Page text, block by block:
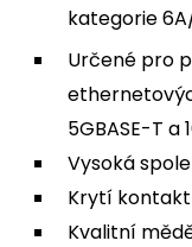
kategorie
Určené pro
5GBASE-T a
Vysoká
Krytí
Kvalitní